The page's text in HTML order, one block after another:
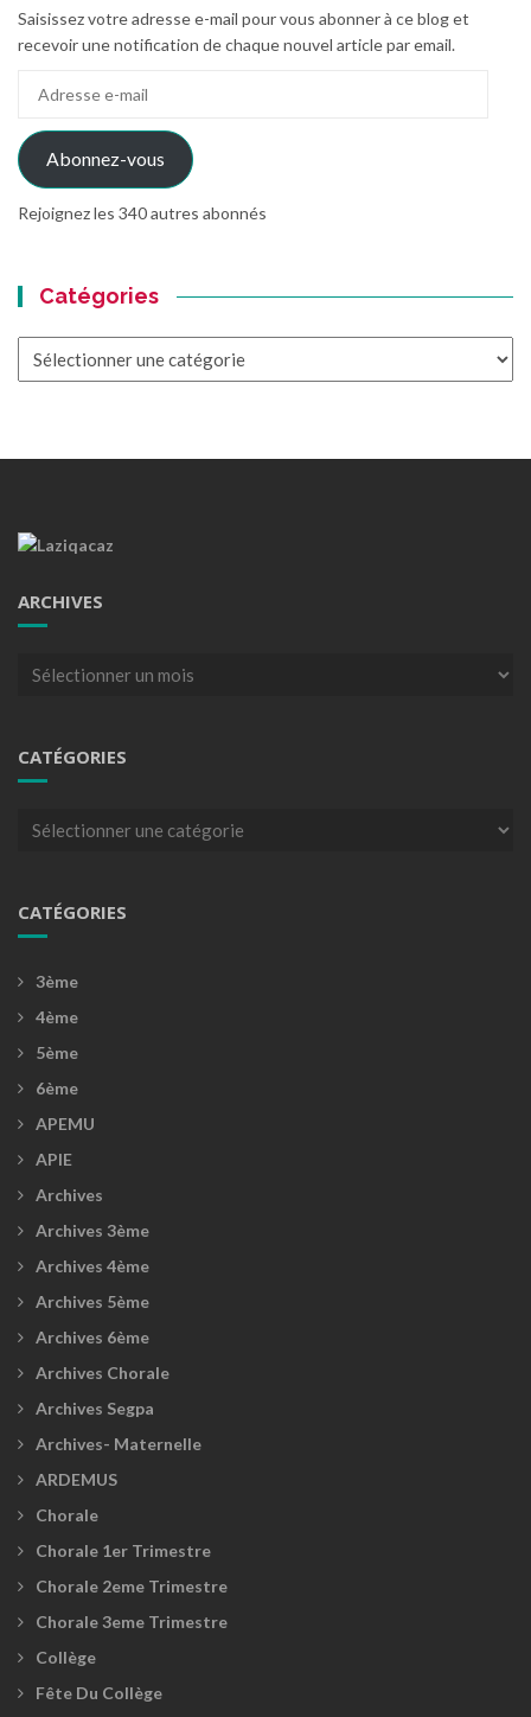
Saisissez votre adresse e-mail pour vous abonner à ce blog et
recevoir une notification de chaque nouvel article par email.
mail
Abonnez-vous
Rejoignez les 340 autres abonnés
Catégories
ARCHIVES
Archives
CATÉGORIES
Catégories
CATÉGORIES
3ème
4ème
5ème
6ème
APEMU
APIE
Archives
Archives 3ème
Archives 4ème
Archives 5ème
Archives 6ème
Archives Chorale
Archives Segpa
Archives- Maternelle
ARDEMUS
Chorale
Chorale 1er Trimestre
Chorale 2eme Trimestre
Chorale 3eme Trimestre
Collège
Fête Du Collège